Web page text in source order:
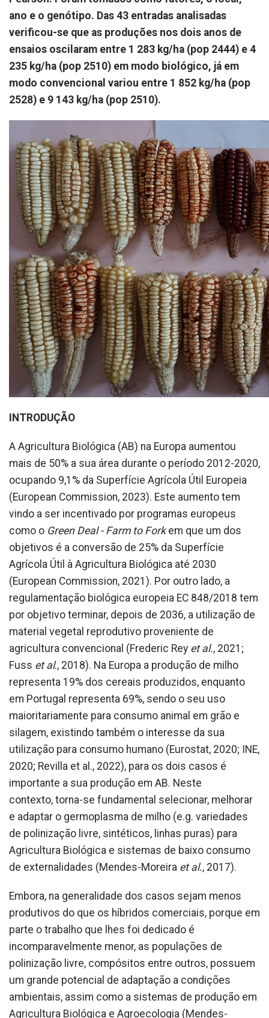
ano e o genótipo. Das 43 entradas analisadas
verificou-se que as produções nos dois anos de
ensaios oscilaram entre 1 283 kg/ha (pop 2444) e 4
235 kg/ha (pop 2510) em modo biológico, já em
modo convencional variou entre 1 852 kg/ha (pop
2528) e 9 143 kg/ha (pop 2510).
INTRODUÇÃO
A Agricultura Biológica (AB) na Europa aumentou
mais de 50% a sua área durante o período 2012-2020,
ocupando 9,1% da Superfície Agrícola Útil Europeia
(European Commission, 2023). Este aumento tem
vindo a ser incentivado por programas europeus
como o Green Deal - Farm to Forkem que um dos
objetivos é a conversão de 25% da Superfície
Agrícola Útil à Agricultura Biológica até 2030
(European Commission, 2021). Por outro lado, a
regulamentação biológica europeia EC 848/2018 tem
por objetivo terminar, depois de 2036, a utilização de
material vegetal reprodutivo proveniente de
agricultura convencional (Frederic Rey et al., 2021;
Fuss et al., 2018). Na Europa a produção de milho
representa 19% dos cereais produzidos, enquanto
em Portugal representa 69%, sendo o seu uso
maioritariamente para consumo animal em grão e
silagem, existindo também o interesse da sua
utilização para consumo humano (Eurostat, 2020; INE,
2020; Revilla et al., 2022), para os dois casos é
importante a sua produção em AB. Neste
contexto, torna-se fundamental selecionar, melhorar
e adaptar o germoplasma de milho (e.g. variedades
de polinização livre, sintéticos, linhas puras) para
Agricultura Biológica e sistemas de baixo consumo
de externalidades (Mendes-Moreira et al., 2017).
Embora, na generalidade dos casos sejam menos
produtivos do que os híbridos comerciais, porque em
parte o trabalho que lhes foi dedicado é
incomparavelmente menor, as populações de
polinização livre, compósitos entre outros, possuem
um grande potencial de adaptação a condições
ambientais, assim como a sistemas de produção em
Agricultura Biológica e Agroecologia (Mendes-